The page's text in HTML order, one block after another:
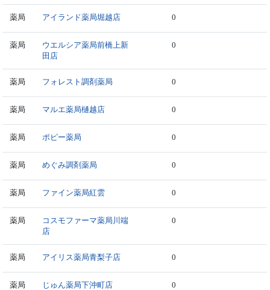
薬局 アイランド薬局堀越店 0
薬局
ウエルシア薬局前橋上新
田店
0
薬局 フォレスト調剤薬局 0
薬局 マルエ薬局樋越店 0
薬局 ポピー薬局 0
薬局 めぐみ調剤薬局 0
薬局 ファイン薬局紅雲 0
薬局
コスモファーマ薬局川端
店
0
薬局 アイリス薬局青梨子店 0
薬局 じゅん薬局下沖町店 0